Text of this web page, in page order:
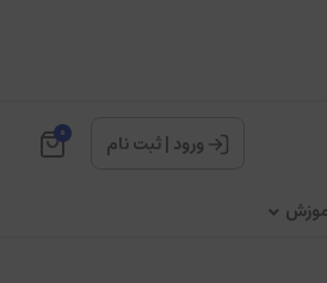
ورود |ثبت نام 0